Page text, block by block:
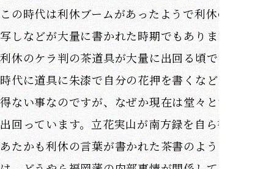
この時代は利休ブームがあったようで利休の消息の
写しなどが大量に書かれた時期でもあります。
利休のケラ判の茶道具が大量に出回る頃です。利休
時代に道具に朱漆で自分の花押を書くなどとはあり
得ない事なのですが、なぜか現在は堂々とたくさん
出回っています。立花実山が南方録を自ら書いて、
あたかも利休の言葉が書かれた茶書のようにしたの